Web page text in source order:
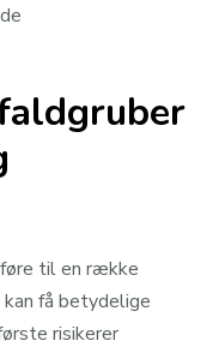
til en række
få betydelige
risikerer